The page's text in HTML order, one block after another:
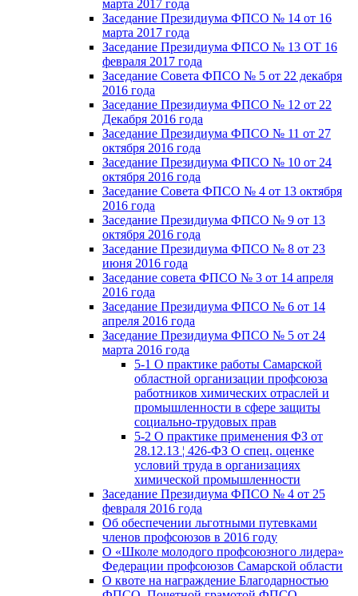
марта 2017 года
Заседание Президиума ФПСО № 14 от 16
марта 2017 года
Заседание Президиума ФПСО № 13 ОТ 16
февраля 2017 года
Заседание Совета ФПСО № 5 от 22 декабря
2016 года
Заседание Президиума ФПСО № 12 от 22
Декабря 2016 года
Заседание Президиума ФПСО № 11 от 27
октября 2016 года
Заседание Президиума ФПСО № 10 от 24
октября 2016 года
Заседание Совета ФПСО № 4 от 13 октября
2016 года
Заседание Президиума ФПСО № 9 от 13
октября 2016 года
Заседание Президиума ФПСО № 8 от 23
июня 2016 года
Заседание совета ФПСО № 3 от 14 апреля
2016 года
Заседание Президиума ФПСО № 6 от 14
апреля 2016 года
Заседание Президиума ФПСО № 5 от 24
марта 2016 года
5-1 О практике работы Самарской
областной организации профсоюза
работников химических отраслей и
промышленности в сфере защиты
социально-трудовых прав
5-2 О практике применения ФЗ от
28.12.13 ¦ 426-ФЗ О спец. оценке
условий труда в организациях
химической промышленности
Заседание Президиума ФПСО № 4 от 25
февраля 2016 года
Об обеспечении льготными путевками
членов профсоюзов в 2016 году
О «Школе молодого профсоюзного лидера»
Федерации профсоюзов Самарской области
О квоте на награждение Благодарностью